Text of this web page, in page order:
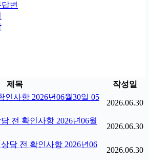
변
제목
작성일
인사항 2026년06월30일 05
2026.06.30
전 확인사항 2026년06월
2026.06.30
담 전 확인사항 2026년06
2026.06.30